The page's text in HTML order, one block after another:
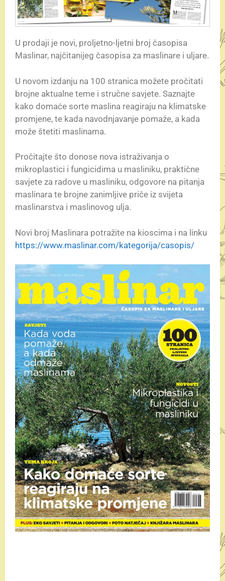
U prodaji je novi, proljetno-ljetni broj časopisa
Maslinar, najčitanijeg časopisa za maslinare i uljare.
U novom izdanju na 100 stranica možete pročitati
brojne aktualne teme i stručne savjete. Saznajte
kako domaće sorte maslina reagiraju na klimatske
promjene, te kada navodnjavanje pomaže, a kada
može štetiti maslinama.
Pročitajte što donose nova istraživanja o
mikroplastici i fungicidima u masliniku, praktične
savjete za radove u masliniku, odgovore na pitanja
maslinara te brojne zanimljive priče iz svijeta
maslinarstva i maslinovog ulja.
Novi broj Maslinara potražite na kioscima i na linku
https://www.maslinar.com/kategorija/casopis/